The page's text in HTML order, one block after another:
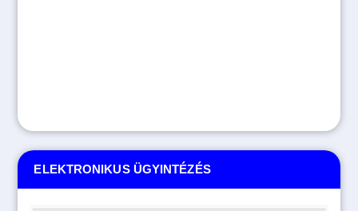
ELEKTRONIKUS ÜGYINTÉZÉS